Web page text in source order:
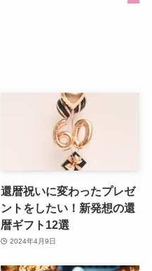
還暦祝いに変わったプレゼ
ントをしたい！新発想の還
暦ギフト12選
2024年4月9日